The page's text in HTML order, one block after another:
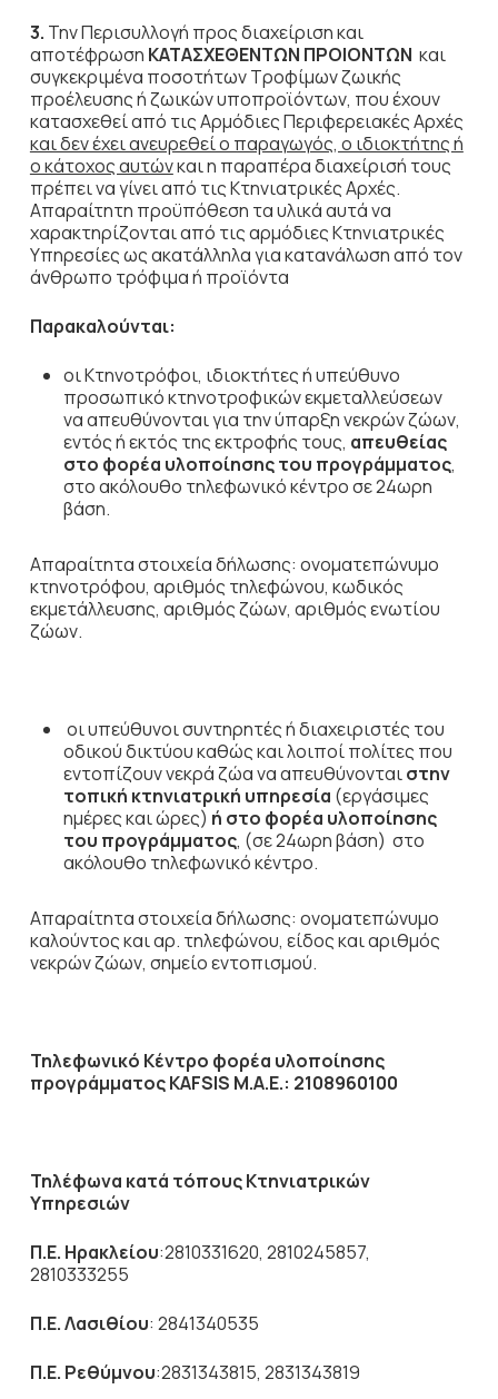
3. Την Περισυλλογή προς διαχείριση και
αποτέφρωση ΚΑΤΑΣΧΕΘΕΝΤΩΝ ΠΡΟΙΟΝΤΩΝ και
συγκεκριμένα ποσοτήτων Τροφίμων ζωικής
προέλευσης ή ζωικών υποπροϊόντων, που έχουν
κατασχεθεί από τις Αρμόδιες Περιφερειακές Αρχές
και δεν έχει ανευρεθεί ο παραγωγός, ο ιδιοκτήτης ή
ο κάτοχος αυτώνκαι η παραπέρα διαχείρισή τους
πρέπει να γίνει από τις Κτηνιατρικές Αρχές.
Απαραίτητη προϋπόθεση τα υλικά αυτά να
χαρακτηρίζονται από τις αρμόδιες Κτηνιατρικές
Υπηρεσίες ως ακατάλληλα για κατανάλωση από τον
άνθρωπο τρόφιμα ή προϊόντα
Παρακαλούνται:
οι Κτηνοτρόφοι, ιδιοκτήτες ή υπεύθυνο
προσωπικό κτηνοτροφικών εκμεταλλεύσεων
να απευθύνονται για την ύπαρξη νεκρών ζώων,
εντός ή εκτός της εκτροφής τους, απευθείας
στο φορέα υλοποίησης του προγράμματος,
στο ακόλουθο τηλεφωνικό κέντρο σε 24ωρη
βάση.
Απαραίτητα στοιχεία δήλωσης: ονοματεπώνυμο
κτηνοτρόφου, αριθμός τηλεφώνου, κωδικός
εκμετάλλευσης, αριθμός ζώων, αριθμός ενωτίου
ζώων.
οι υπεύθυνοι συντηρητές ή διαχειριστές του
οδικού δικτύου καθώς και λοιποί πολίτες που
εντοπίζουν νεκρά ζώα να απευθύνονταιστην
τοπική κτηνιατρική υπηρεσία (εργάσιμες
ημέρες και ώρες) ή στο φορέα υλοποίησης
του προγράμματος, (σε 24ωρη βάση) στο
ακόλουθο τηλεφωνικό κέντρο.
Απαραίτητα στοιχεία δήλωσης: ονοματεπώνυμο
καλούντος και αρ. τηλεφώνου, είδος και αριθμός
νεκρών ζώων, σημείο εντοπισμού.
Τηλεφωνικό Κέντρο φορέα υλοποίησης
προγράμματοςKAFSIS M.A.E.: 2108960100
Τηλέφωνα κατά τόπους Κτηνιατρικών
Υπηρεσιών
Π.Ε. Ηρακλείου:2810331620, 2810245857,
2810333255
Π.Ε. Λασιθίου: 2841340535
Π.Ε. Ρεθύμνου:2831343815, 2831343819